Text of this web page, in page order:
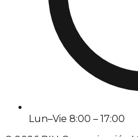
Lun–Vie 8:00 – 17:00